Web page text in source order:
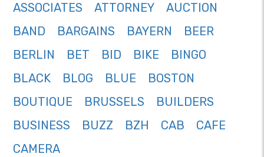
ASSOCIATES
ATTORNEY
AUCTION
BAND
BARGAINS BAYERN
BEER
BERLIN
BET BID BIKE
BINGO
BLACK
BLOG BLUE
BOSTON
BOUTIQUE
BRUSSELS
BUILDERS
BUSINESS
BUZZ BZH CAB
CAFE
CAMERA